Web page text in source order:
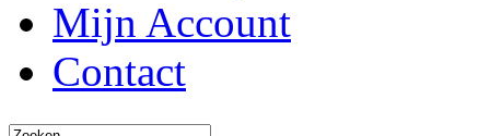
Mijn Account
Contact